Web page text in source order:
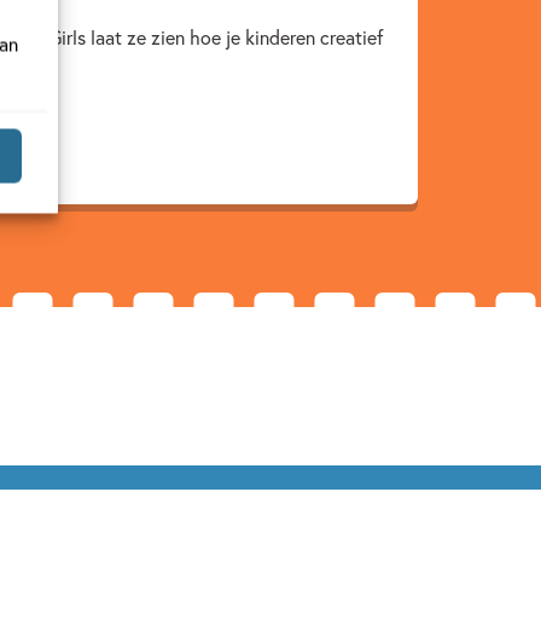
and Girls laat ze zien hoe je kinderen creatief